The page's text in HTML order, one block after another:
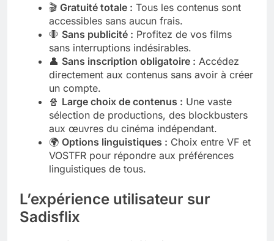
🎬 Gratuité totale : Tous les contenus sont
accessibles sans aucun frais.
🛑 Sans publicité : Profitez de vos films
sans interruptions indésirables.
👤 Sans inscription obligatoire : Accédez
directement aux contenus sans avoir à créer
un compte.
🍿 Large choix de contenus : Une vaste
sélection de productions, des blockbusters
aux œuvres du cinéma indépendant.
🌍 Options linguistiques : Choix entre VF et
VOSTFR pour répondre aux préférences
linguistiques de tous.
L’expérience utilisateur sur
Sadisflix